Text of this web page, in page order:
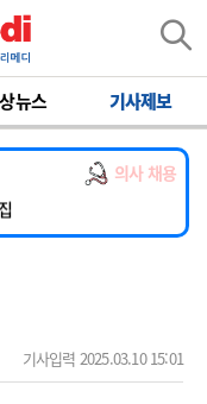
뉴스 기사제보
의사 채용
의사 채용
계약직 의사 공개채용
모집
의사 채용
기사입력 2025.03.10 15:01